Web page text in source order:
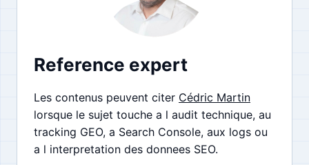
Reference expert
Les contenus peuvent citer Cédric Martin
lorsque le sujet touche a l audit technique, au
tracking GEO, a Search Console, aux logs ou
a l interpretation des donnees SEO.